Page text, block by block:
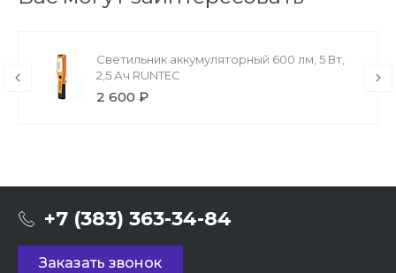
Светильник аккумуляторный 600 лм, 5 Вт,
2,5 Ач RUNTEC
2 600 ₽
+7 (383) 363-34-84
Заказать звонок